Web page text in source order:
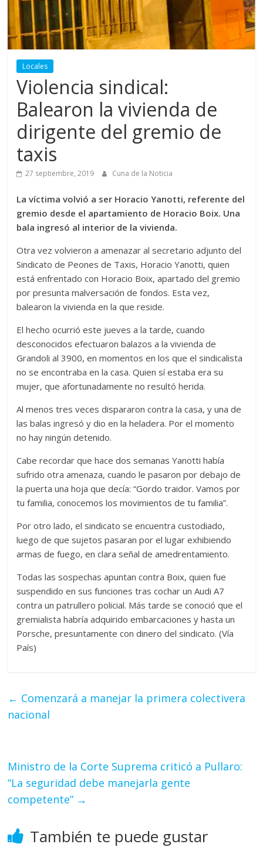
Locales
Violencia sindical:
Balearon la vivienda de
dirigente del gremio de
taxis
27 septiembre, 2019 Cuna de la Noticia
La víctima volvió a ser Horacio Yanotti, referente del
gremio desde el apartamiento de Horacio Boix. Una
bala ingresó al interior de la vivienda.
Otra vez volvieron a amenazar al secretario adjunto del
Sindicato de Peones de Taxis, Horacio Yanotti, quien
está enfrentado con Horacio Boix, apartado del gremio
por presunta malversación de fondos. Esta vez,
balearon la vivienda en la que reside.
El hecho ocurrió este jueves a la tarde, cuando
desconocidos efectuaron balazos a la vivienda de
Grandoli al 3900, en momentos en los que el sindicalista
no se encontraba en la casa. Quien sí estaba era su
mujer, que afortunadamente no resultó herida.
Al menos tres veces dispararon contra la casa, y una de
las balas ingresó y dio en la heladera. Por el momento
no hay ningún detenido.
Cabe recordar que hace dos semanas Yanotti había
sufrido otra amenaza, cuando le pasaron por debajo de
la puerta una hoja que decía: “Gordo traidor. Vamos por
tu familia, conocemos los movimientos de tu familia”.
Por otro lado, el sindicato se encuentra custodiado,
luego de que sujetos pasaran por el lugar exhibiendo
armas de fuego, en clara señal de amedrentamiento.
Todas las sospechas apuntan contra Boix, quien fue
suspendido en sus funciones tras cochar un Audi A7
contra un patrullero policial. Más tarde se conoció que el
gremialista habría adquirido embarcaciones y hasta un
Porsche, presuntamente con dinero del sindicato. (Vía
País)
← Comenzará a manejar la primera colectivera
nacional
Ministro de la Corte Suprema criticó a Pullaro:
“La seguridad debe manejarla gente
competente” →
También te puede gustar